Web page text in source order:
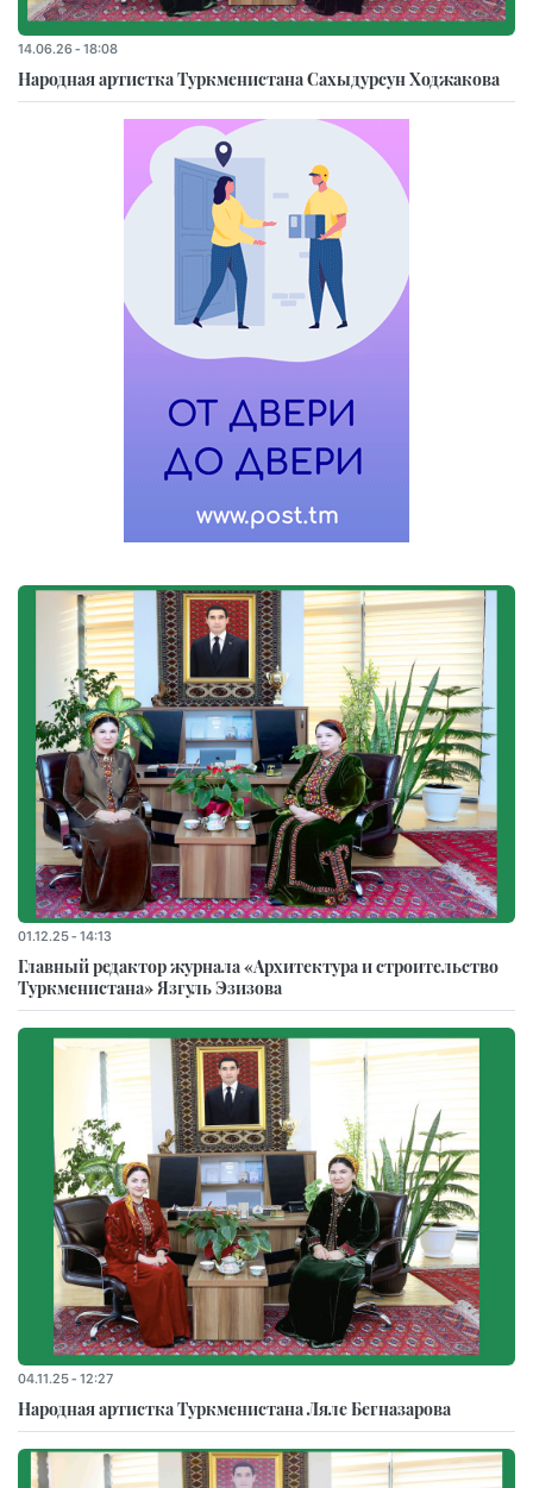
14.06.26 - 18:08
Народная артистка Туркменистана Сахыдурсун Ходжакова
01.12.25 - 14:13
Главный редактор журнала «Архитектура и строительство
Туркменистана» Язгуль Эзизова
04.11.25 - 12:27
Народная артистка Туркменистана Ляле Бегназарова